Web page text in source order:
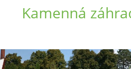
Kamenná